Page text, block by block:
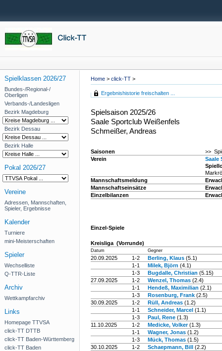
Home > click-TT >
Spielklassen 2026/27
Bundes-/Regional-/
Oberligen
Verbands-/Landesligen
Bezirk Magdeburg
Bezirk Dessau
Bezirk Halle
Pokal 2026/27
Vereine
Adressen, Mannschaften,
Spieler, Ergebnisse
Kalender
Turniere
mini-Meisterschaften
Spieler
Wechselliste
Q-TTR-Liste
Archiv
Wettkampfarchiv
Links
Homepage TTVSA
click-TT DTTB
click-TT Baden-Württemberg
click-TT Baden
Ergebnishistorie freischalten ...
Spielsaison 2025/26
Saale Sportclub Weißenfels
Schmeißer, Andreas
Saisonen
>>
Verein
Saale
Mannschaftsmeldung
Mannschaftseinsätze
Einzelbilanzen
Einzel-Spiele
Kreisliga (Vorrunde)
Datum Gegner
20.09.2025 1-2 Berling, Klaus (5.1)
1-1
Milek, Björn (4.1)
1-3
Bugdalle, Christian (5.15)
27.09.2025
1-2 Wenzel, Thomas (2.4)
1-1
Hendeß, Maximilian (2.1)
1-3
Rosenburg, Frank (2.5)
30.09.2025
1-2 Rüll, Andreas (1.2)
1-1
Schneider, Marcel (1.1)
1-3
Paul, Rene (1.3)
11.10.2025
1-2 Medicke, Volker(1.3)
1-1
Wagner, Jonas (1.2)
1-3
Mück, Thomas (1.5)
30.10.2025
1-2 Schaepmann, Bill (2.2)